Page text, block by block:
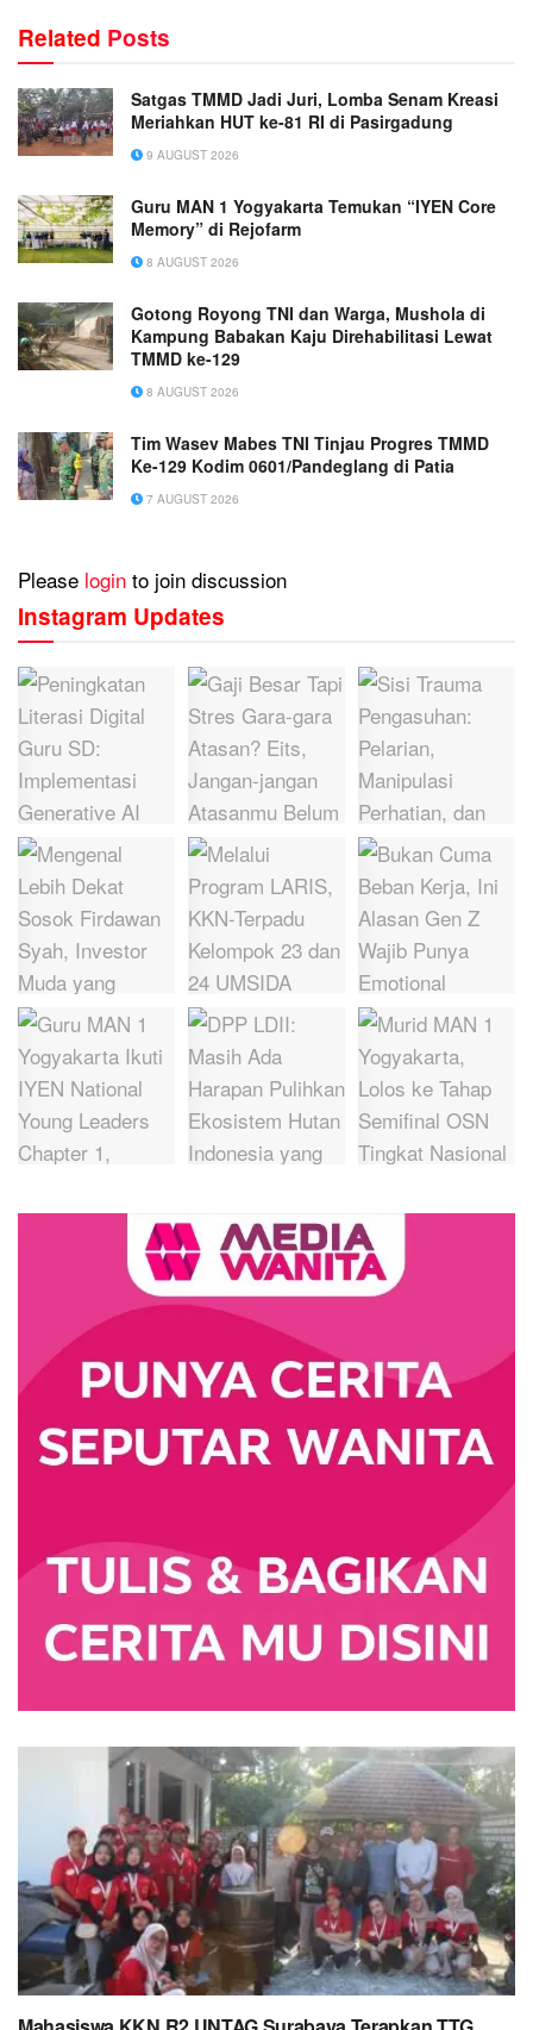
Related Posts
Satgas TMMD Jadi Juri, Lomba Senam Kreasi
Meriahkan HUT ke-81 RI di Pasirgadung
9 AUGUST 2026
Guru MAN 1 Yogyakarta Temukan “IYEN Core
Memory” di Rejofarm
8 AUGUST 2026
Gotong Royong TNI dan Warga, Mushola di
Kampung Babakan Kaju Direhabilitasi Lewat
TMMD ke-129
8 AUGUST 2026
Tim Wasev Mabes TNI Tinjau Progres TMMD
Ke-129 Kodim 0601/Pandeglang di Patia
7 AUGUST 2026
Please login to join discussion
Instagram Updates